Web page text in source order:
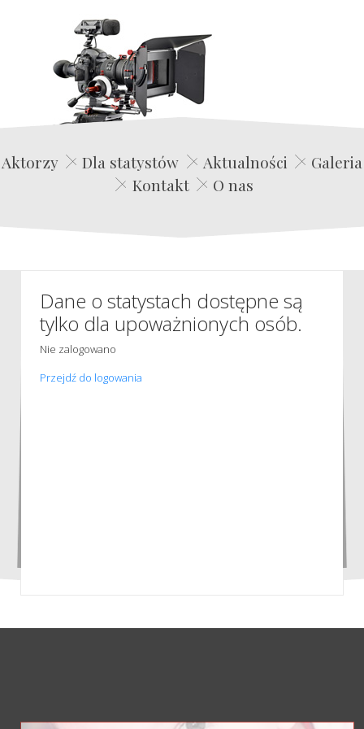
Edwin Film Agencja Aktorska
Aktorzy Dla statystów Aktualności
Galeria
Kontakt
O nas
Dane o statystach dostępne są
tylko dla upoważnionych osób.
Nie zalogowano
Przejdź do logowania